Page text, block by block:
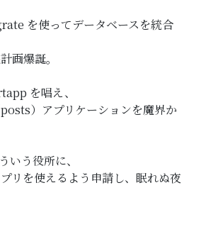
を使ってデータベースを統合
画爆誕。
を唱え、
）アプリケーションを魔界か
う役所に、
リを使えるよう申請し、眠れぬ夜